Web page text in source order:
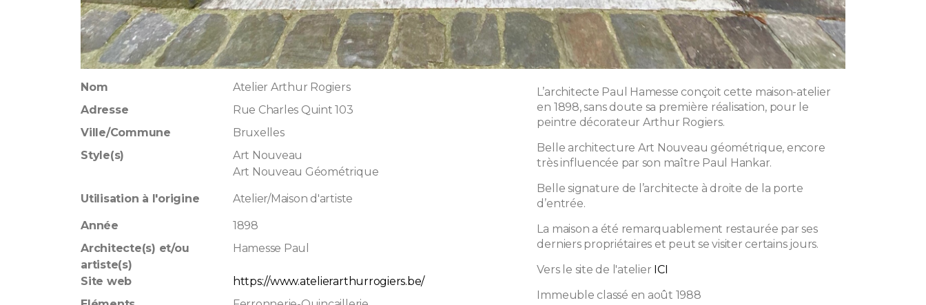
Nom
Atelier Arthur Rogiers
Adresse
Rue Charles Quint 103
Ville/Commune
Bruxelles
Style(s)
Art Nouveau
Art Nouveau Géométrique
Utilisation à l'origine Atelier/Maison d'artiste
Année
1898
Architecte(s) et/ou
artiste(s)
Hamesse Paul
Site web
https://www.atelierarthurrogiers.be/
L’architecte Paul Hamesse conçoit cette maison-atelier
en 1898, sans doute sa première réalisation, pour le
peintre décorateur Arthur Rogiers.
Belle architecture Art Nouveau géométrique, encore
très influencée par son maître Paul Hankar.
Belle signature de l’architecte à droite de la porte
d’entrée.
La maison a été remarquablement restaurée par ses
derniers propriétaires et peut se visiter certains jours.
Vers le site de l'atelier ICI
Immeuble classé en août 1988